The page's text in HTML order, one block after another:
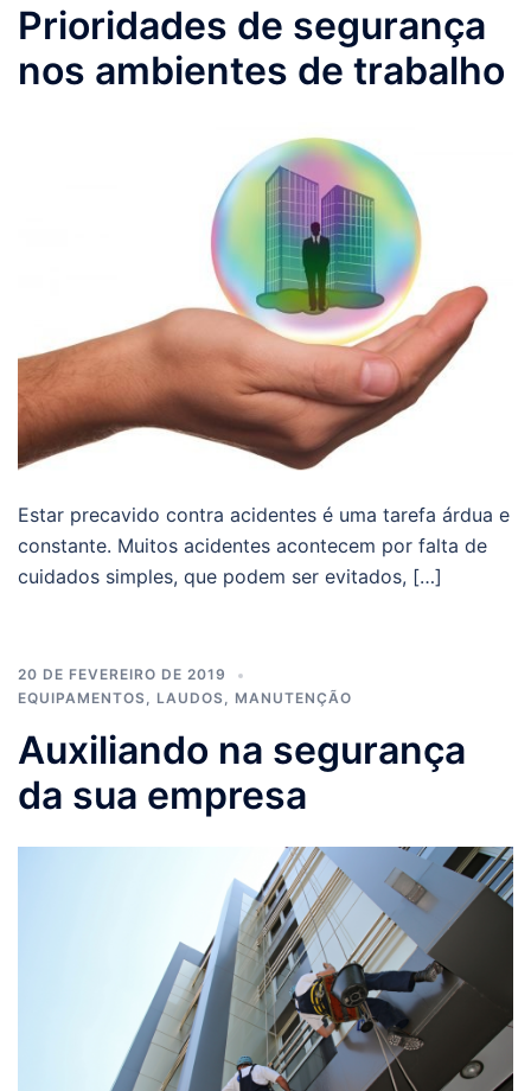
Prioridades de segurança
nos ambientes de trabalho
Estar precavido contra acidentes é uma tarefa árdua e
constante. Muitos acidentes acontecem por falta de
cuidados simples, que podem ser evitados, […]
20 DE FEVEREIRO DE 2019
EQUIPAMENTOS
LAUDOS MANUTENÇÃO
Auxiliando na segurança
da sua empresa